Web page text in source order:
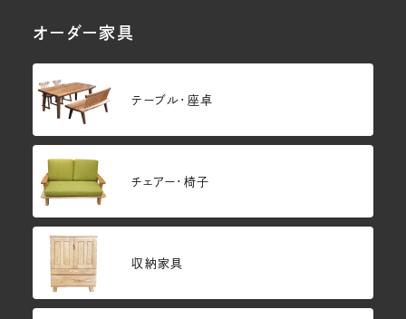
オーダー家具
テーブル・座卓
チェアー・椅子
収納家具